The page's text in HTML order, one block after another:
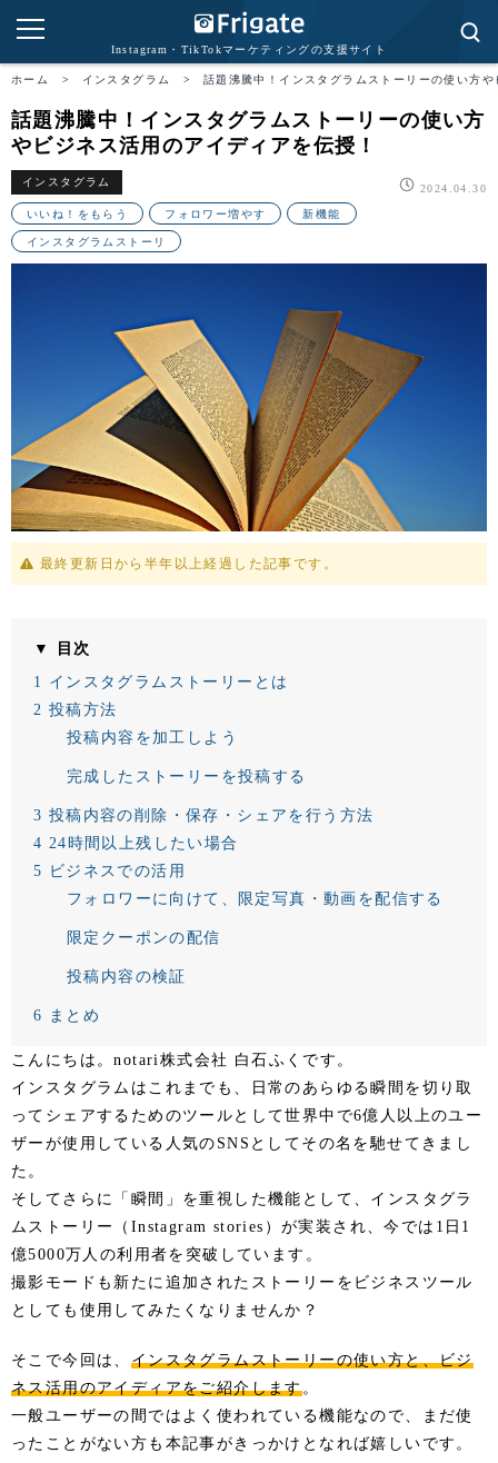
Instagram・TikTokマーケティングの支援サイト
ホーム > インスタグラム > 話題沸騰中！インスタグラムストーリーの使い方
話題沸騰中！インスタグラムストーリーの使い方
やビジネス活用のアイディアを伝授！
インスタグラム
2024.04.30
いいね！をもらう フォロワー増やす 新機能
インスタグラムストーリ
最終更新日から半年以上経過した記事です。
▼ 目次
1 インスタグラムストーリーとは
2 投稿方法
投稿内容を加工しよう
完成したストーリーを投稿する
3 投稿内容の削除・保存・シェアを行う方法
4 24時間以上残したい場合
5 ビジネスでの活用
フォロワーに向けて、限定写真・動画を配信する
限定クーポンの配信
投稿内容の検証
6 まとめ
こんにちは。notari株式会社 白石ふくです。
インスタグラムはこれまでも、日常のあらゆる瞬間を切り取
ってシェアするためのツールとして世界中で6億人以上のユー
ザーが使用している人気のSNSとしてその名を馳せてきまし
た。
そしてさらに「瞬間」を重視した機能として、インスタグラ
ムストーリー（Instagram stories）が実装され、今では1日1
億5000万人の利用者を突破しています。
撮影モードも新たに追加されたストーリーをビジネスツール
としても使用してみたくなりませんか？
そこで今回は、 インスタグラムストーリーの使い方と、ビジ
ネス活用のアイディアをご紹介します。
一般ユーザーの間ではよく使われている機能なので、まだ使
ったことがない方も本記事がきっかけとなれば嬉しいです。